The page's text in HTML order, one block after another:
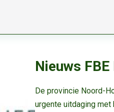
Nieuws
De provincie Noord-
urgente uitdaging